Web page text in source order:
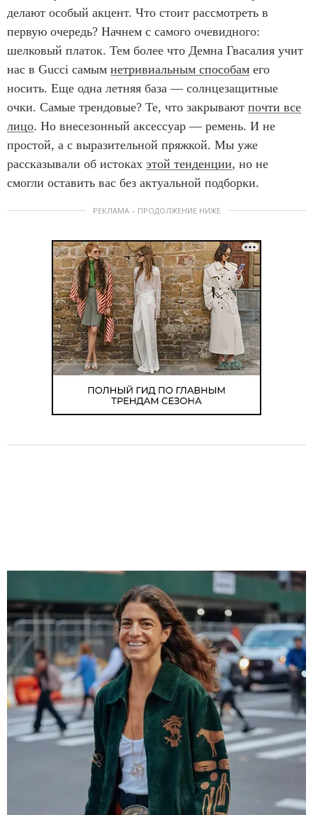
делают особый акцент. Что стоит рассмотреть в
первую очередь? Начнем с самого очевидного:
шелковый платок. Тем более что Демна Гвасалия учит
нас в Gucci самым нетривиальным способам его
носить. Еще одна летняя база — солнцезащитные
очки. Самые трендовые? Те, что закрывают почти все
лицо. Но внесезонный аксессуар — ремень. И не
простой, а с выразительной пряжкой. Мы уже
рассказывали об истоках этой тенденции, но не
смогли оставить вас без актуальной подборки.
РЕКЛАМА – ПРОДОЛЖЕНИЕ НИЖЕ